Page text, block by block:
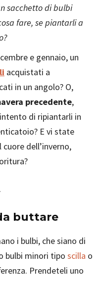
sacchetto di bulbi
fare, se piantarli a
e gennaio, un
acquistati a
in un angolo? O,
precedente,
di ripiantarli in
E vi state
dell’inverno,
buttare
i bulbi, che siano di
bulbi minori tipo scilla o
Prendeteli uno